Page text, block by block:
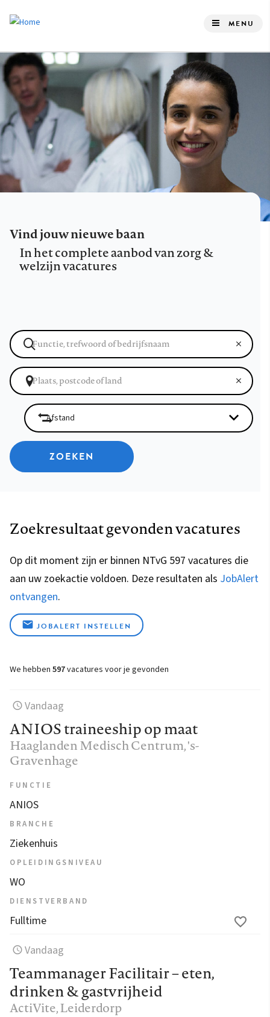
de
inhoud
gaan
MENU
Vind jouw nieuwe baan
In het complete aanbod van zorg &
welzijn vacatures
ZOEKEN
Zoekresultaat gevonden vacatures
Op dit moment zijn er binnen NTvG 597 vacatures die
aan uw zoekactie voldoen. Deze resultaten als JobAlert
ontvangen.
JOBALERT INSTELLEN
We hebben 597vacatures voor je gevonden
Vandaag
ANIOS traineeship op maat
Haaglanden Medisch Centrum, 's-
Gravenhage
FUNCTIE
ANIOS
BRANCHE
Ziekenhuis
OPLEIDINGSNIVEAU
WO
DIENSTVERBAND
Fulltime
Vandaag
Teammanager Facilitair – eten,
drinken & gastvrijheid
ActiVite, Leiderdorp